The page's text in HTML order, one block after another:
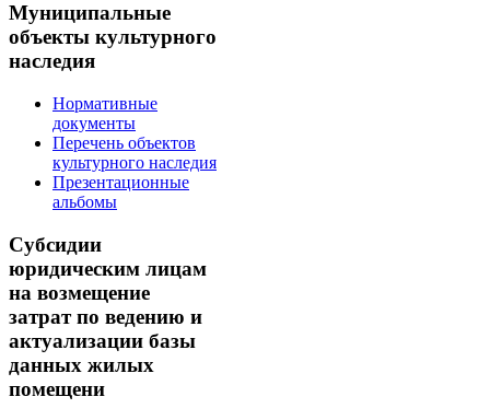
Муниципальные
объекты культурного
наследия
Нормативные
документы
Перечень объектов
культурного наследия
Презентационные
альбомы
Субсидии
юридическим лицам
на возмещение
затрат по ведению и
актуализации базы
данных жилых
помещени